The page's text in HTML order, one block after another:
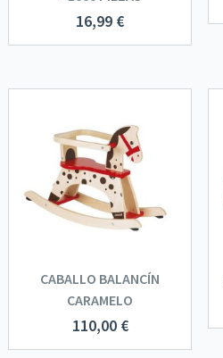
16,99 €
CABALLO BALANCÍN
CARAMELO
110,00 €